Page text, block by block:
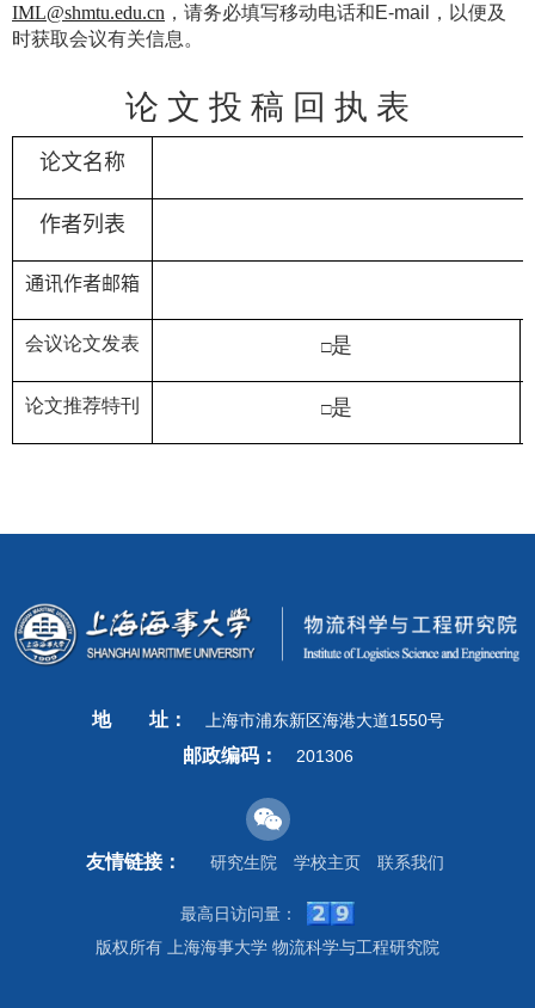
IML@shmtu.edu.cn ，请务必填写移动电话和E-mail
，以便及
时获取会议有关信息。
论 文 投 稿 回 执 表
论文名称
作者列表
通讯作者邮箱
会议论文发表 □是
论文推荐特刊 □是
地 址： 上海市浦东新区海港大道1550号
邮政编码： 201306
友情链接： 研究生院 学校主页 联系我们
最高日访问量：
版权所有 上海海事大学 物流科学与工程研究院